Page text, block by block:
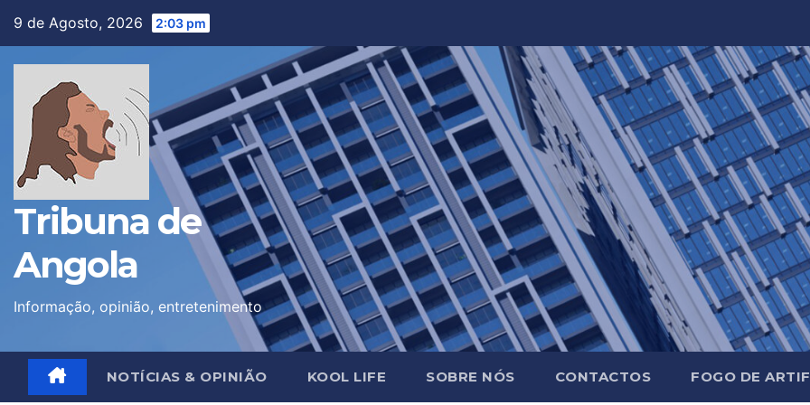
9 de Agosto, 2026 2:03 pm
Tribuna de
Angola
Informação, opinião, entretenimento
NOTÍCIAS & OPINIÃO KOOL LIFE SOBRE NÓS CONTACTOS FOGO DE